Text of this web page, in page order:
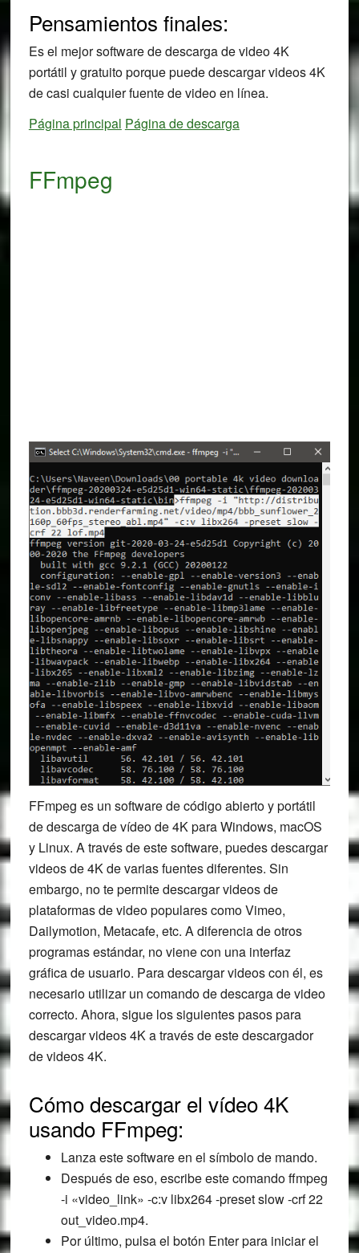
Pensamientos finales:
Es el mejor software de descarga de video 4K
portátil y gratuito porque puede descargar videos 4K
de casi cualquier fuente de video en línea.
Página principal Página de descarga
FFmpeg
FFmpeg es un software de código abierto y portátil
de descarga de vídeo de 4K para Windows, macOS
y Linux. A través de este software, puedes descargar
videos de 4K de varias fuentes diferentes. Sin
embargo, no te permite descargar videos de
plataformas de video populares como Vimeo,
Dailymotion, Metacafe, etc. A diferencia de otros
programas estándar, no viene con una interfaz
gráfica de usuario. Para descargar videos con él, es
necesario utilizar un comando de descarga de video
correcto. Ahora, sigue los siguientes pasos para
descargar videos 4K a través de este descargador
de videos 4K.
Cómo descargar el vídeo 4K
usando FFmpeg:
Lanza este software en el símbolo de mando.
Después de eso, escribe este comando ffmpeg
-i «video_link» -c:v libx264 -preset slow -crf 22
out_video.mp4.
Por último, pulsa el botón Enter para iniciar el